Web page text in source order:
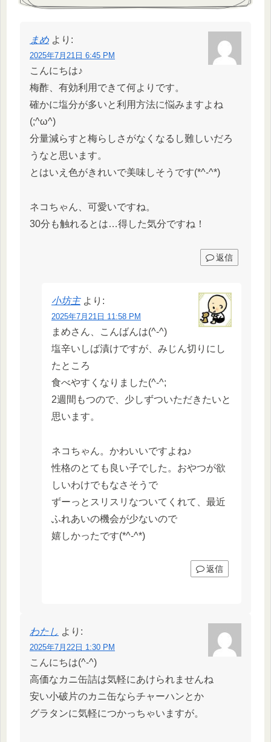
まめ より:
2025年7月21日 6:45 PM
こんにちは♪
梅酢、有効利用できて何よりです。
確かに塩分が多いと利用方法に悩みますよね
(;^ω^)
分量減らすと梅らしさがなくなるし難しいだろ
うなと思います。
とはいえ色がきれいで美味しそうです(*^-^*)
ネコちゃん、可愛いですね。
30分も触れるとは…得した気分ですね！
返信
小坊主 より:
2025年7月21日 11:58 PM
まめさん、こんばんは(^-^)
塩辛いしば漬けですが、みじん切りにし
たところ
食べやすくなりました(^-^;
2週間もつので、少しずついただきたいと
思います。
ネコちゃん。かわいいですよね♪
性格のとても良い子でした。おやつが欲
しいわけでもなさそうで
ずーっとスリスリなついてくれて、最近
ふれあいの機会が少ないので
嬉しかったです(*^-^*)
返信
わたし より:
2025年7月22日 1:30 PM
こんにちは(^-^)
高価なカニ缶詰は気軽にあけられませんね
安い小破片のカニ缶ならチャーハンとか
グラタンに気軽につかっちゃいますが。